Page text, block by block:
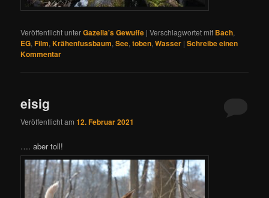
Veröffentlicht unterGazella's Gewuffe |Verschlagwortet mit Bach,
EG,Film,Krähenfussbaum,See,toben,Wasser |Schreibe einen
Kommentar
eisig
Veröffentlicht am12. Februar 2021
…. aber toll!